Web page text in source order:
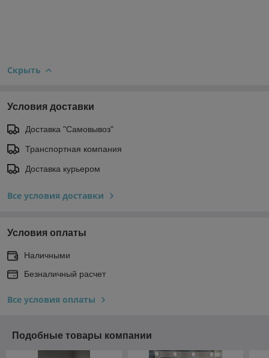
Скрыть
Условия доставки
Доставка "Самовывоз"
Транспортная компания
Доставка курьером
Все условия доставки
Условия оплаты
Наличными
Безналичный расчет
Все условия оплаты
Подобные товары компании